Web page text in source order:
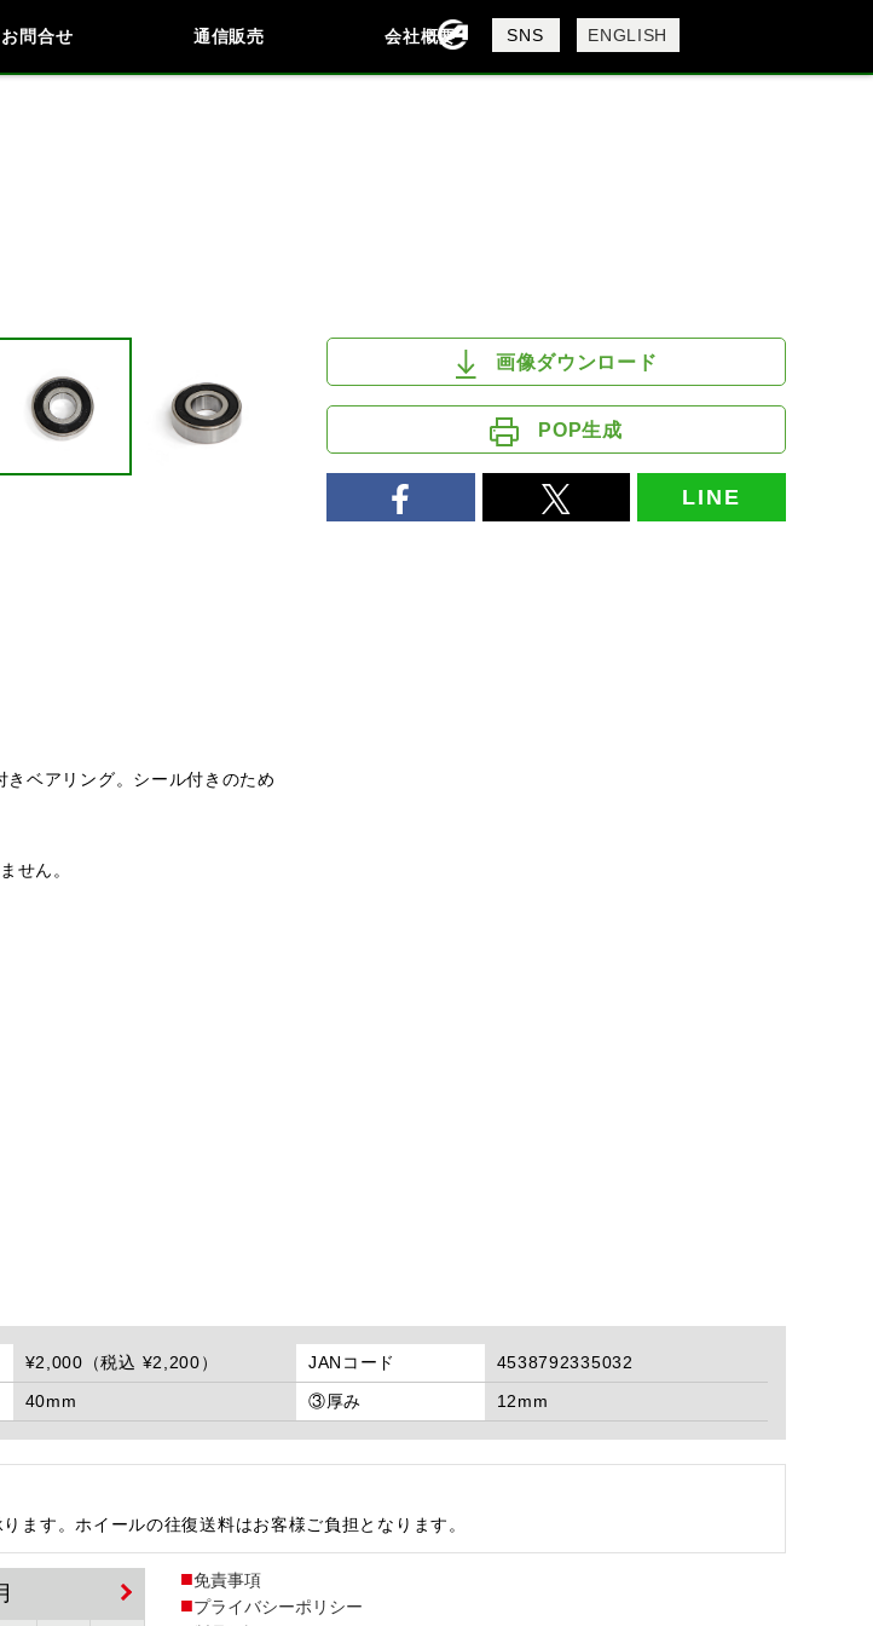
お問合せ 通信販売 会社概要
会社概要
採用情報
SNS ENGLISH
閉じる
ベアリング。シール付きのため
せん。
画像ダウンロード
POP生成
LINE
¥2,000（税込 ¥2,200） JANコード
4538792335032
40mm ③厚み 12mm
す。ホイールの往復送料はお客様ご負担となります。
免責事項
プライバシーポリシー